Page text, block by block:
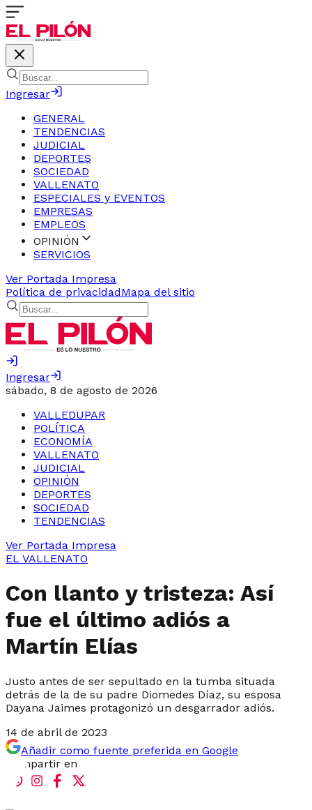
Ingresar
GENERAL
TENDENCIAS
JUDICIAL
DEPORTES
SOCIEDAD
VALLENATO
ESPECIALES y EVENTOS
EMPRESAS
EMPLEOS
OPINIÓN
SERVICIOS
Ver Portada Impresa
Política de privacidadMapa del sitio
Ingresar
sábado, 8 de agosto de 2026
VALLEDUPAR
POLÍTICA
ECONOMÍA
VALLENATO
JUDICIAL
OPINIÓN
DEPORTES
SOCIEDAD
TENDENCIAS
Ver Portada Impresa
EL VALLENATO
Con llanto y tristeza: Así
fue el último adiós a
Martín Elías
Justo antes de ser sepultado en la tumba situada
detrás de la de su padre Diomedes Díaz, su esposa
Dayana Jaimes protagonizó un desgarrador adiós.
14 de abril de 2023
Añadir como fuente preferida en Google
Compartir en